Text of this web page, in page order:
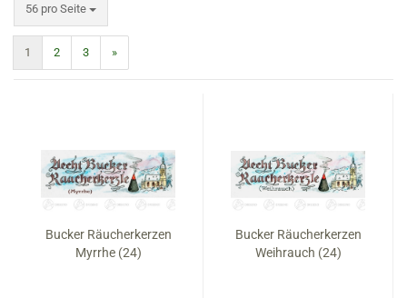
56 pro Seite
pro Seite
1 2 3 »
Bucker Räucherkerzen
Myrrhe (24)
Bucker Räucherkerzen
Weihrauch (24)